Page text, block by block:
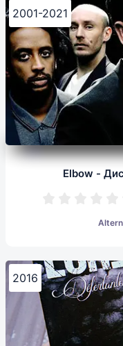
2001-2021
Elbow -
2016